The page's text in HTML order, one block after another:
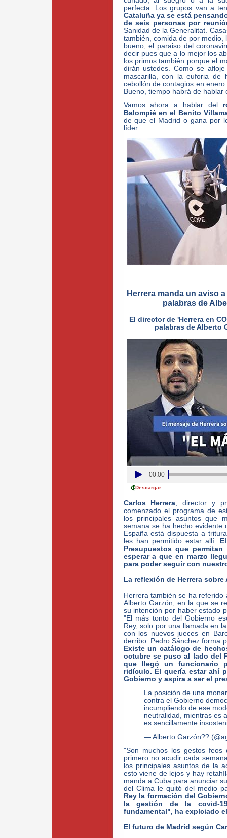
perfecta. Los grupos van a
Cataluña ya se está
de seis personas por
Sanidad de la Generalitat.
también, comida de por medio,
bueno, el paraiso del
decir pues que a lo mejor los
los primos también porque el
dirán ustedes. Como se
mascarilla, con la euforia de
cebollón de contagios en
Bueno, tiempo habrá de hablar
Vamos ahora a hablar del
Balompié en el Benito
de que el Madrid o gana por
líder.
Herrera manda un aviso
palabras de
El director de 'Herrera en
palabras de Alberto
00:00
Descargar
Carlos Herrera , director y
comenzado el programa de
los principales asuntos que
semana se ha hecho evidente
España está dispuesta a
les han permitido estar allí.
Presupuestos que
esperar a que en marzo
para poder seguir con
La reflexión de Herrera sobre
Herrera también se ha
Alberto Garzón, en la que se
su intención por haber estado
"El más tonto del Gobierno
Rey, solo por una llamada en
con los nuevos jueces en
derribo. Pedro Sánchez forma
Existe un catálogo de
octubre se puso al lado del
que llegó un funcionario
ridículo. Él quería estar ahí
Gobierno y aspira a ser el
La posición de una
contra el Gobierno
incumpliendo de ese
neutralidad, mientras es
es sencillamente
— Alberto Garzón??
"Son muchos los gestos
primero no acudir cada
los principales asuntos de la
esto viene de lejos y hay
manda a Cuba para anunciar
del Clima le quitó del medio
Rey la formación del
la gestión de la covid-
fundamental", ha explciado
El futuro de Madrid según